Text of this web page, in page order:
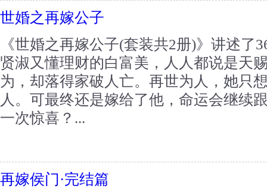
世婚之再嫁公子
《世婚之再嫁公子(套装共2册)》讲述了
贤淑又懂理财的白富美，人人都说是天
为，却落得家破人亡。再世为人，她只
人。可最终还是嫁给了他，命运会继续
一次惊喜？...
再嫁侯门·完结篇